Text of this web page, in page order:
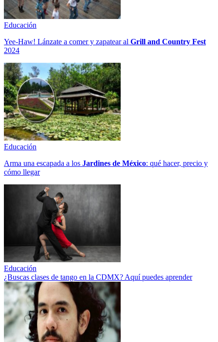
Educación
Yee-Haw! Lánzate a comer y zapatear al Grill and Country Fest
2024
Educación
Arma una escapada a los Jardines de México: qué hacer, precio y
cómo llegar
Educación
¿Buscas clases de tango en la CDMX? Aquí puedes aprender